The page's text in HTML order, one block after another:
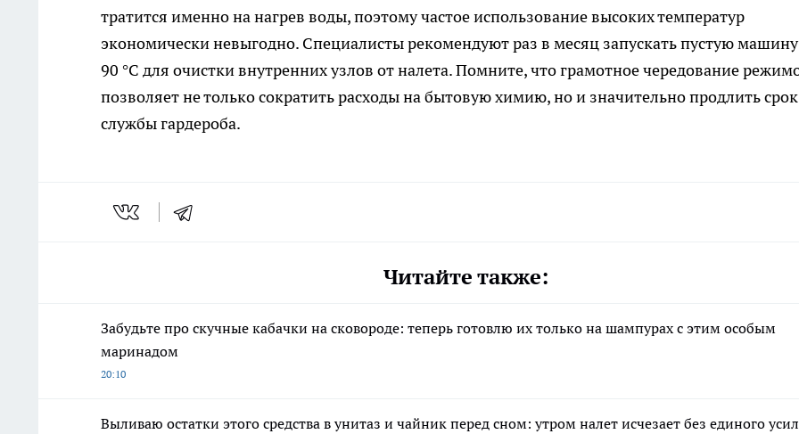
тратится именно на нагрев воды, поэтому частое использование высоких температур
экономически невыгодно. Специалисты рекомендуют раз в месяц запускать пустую
90 °C для очистки внутренних узлов от налета. Помните, что грамотное чередование
позволяет не только сократить расходы на бытовую химию, но и значительно продлить срок
службы гардероба.
Читайте также:
Забудьте про скучные кабачки на сковороде: теперь готовлю их только на шампурах с этим особым
маринадом
20:10
Выливаю остатки этого средства в унитаз и чайник перед сном: утром налет исчезает без единого